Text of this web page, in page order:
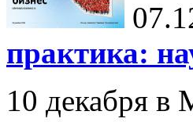
практика:
10 декабря в